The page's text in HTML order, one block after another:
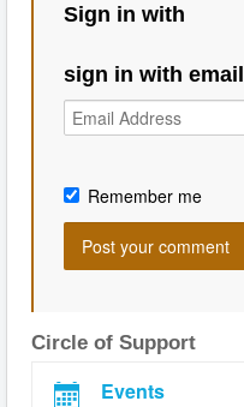
Sign in with
sign in with email
Remember me
Circle of Support
Events